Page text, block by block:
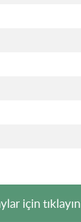
için tıklayın